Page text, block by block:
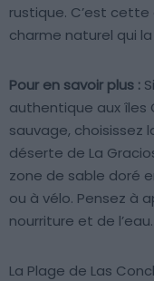
rustique. C’est
charme naturel qui
Pour en savoir plus :
authentique aux îles
sauvage, choisissez
déserte de La
zone de sable doré
ou à vélo. Pensez à
nourriture et de l’eau.
La Plage de Las